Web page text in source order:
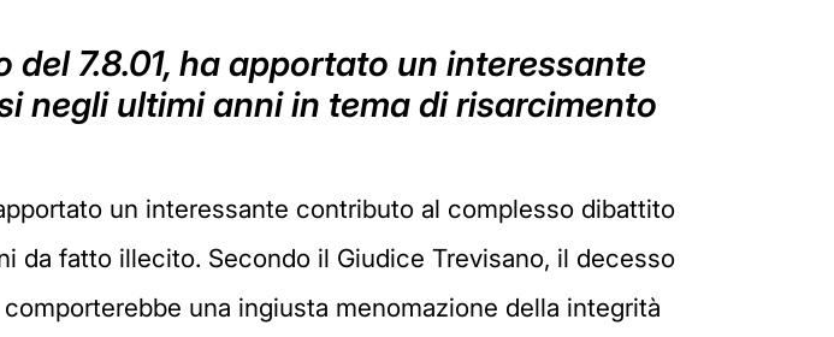
7.8.01, ha apportato un interessante
negli ultimi anni in tema di risarcimento
un interessante contributo al complesso dibattito
da fatto illecito. Secondo il Giudice Trevisano, il decesso
una ingiusta menomazione della integrità